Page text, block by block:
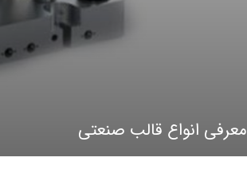
معرفی انواع قالب صنعتی